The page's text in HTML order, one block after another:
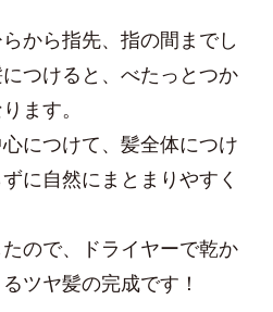
から指先、指の間までし
つけると、べたっとつか
ます。
につけて、髪全体につけ
に自然にまとまりやすく
ので、ドライヤーで乾か
ツヤ髪の完成です！